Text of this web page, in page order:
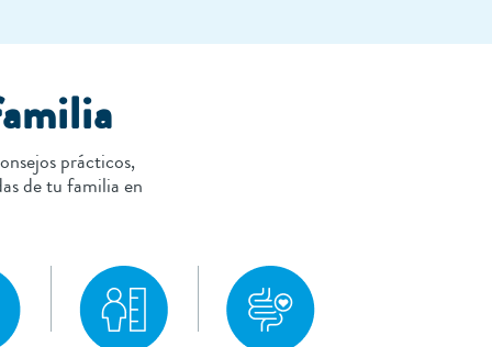
prácticos,
de tu familia en